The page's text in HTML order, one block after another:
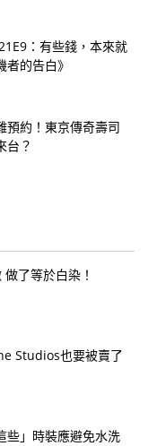
：有些錢，本來就
的告白》
預約！東京傳奇壽司
台？
了等於白染！
Studios也要被賣了
些」時裝應避免水洗